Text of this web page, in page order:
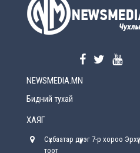
2026-08-5
2026-08-5
хүрсэн
NEWSMEDIA.MN
Бидний тухай
ХАЯГ
Сүхбаатар дүүрэг 7-р хороо
тоот